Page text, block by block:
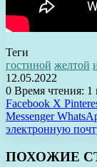
Теги
гостиной желтой
12.05.2022
0 Время чтения: 1
Facebook X
Messenger
электронную
ПОХОЖИЕ